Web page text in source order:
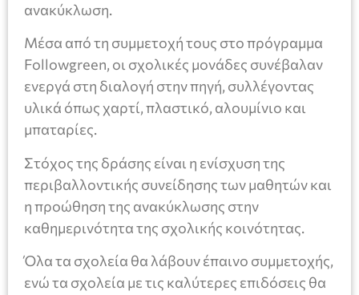
ανακύκλωση.
Μέσα από τη συμμετοχή τους στο πρόγραμμα
Followgreen, οι σχολικές μονάδες συνέβαλαν
ενεργά στη διαλογή στην πηγή, συλλέγοντας
υλικά όπως χαρτί, πλαστικό, αλουμίνιο και
μπαταρίες.
Στόχος της δράσης είναι η ενίσχυση της
περιβαλλοντικής συνείδησης των μαθητών και
η προώθηση της ανακύκλωσης στην
καθημερινότητα της σχολικής κοινότητας.
Όλα τα σχολεία θα λάβουν έπαινο συμμετοχής,
ενώ τα σχολεία με τις καλύτερες επιδόσεις θα